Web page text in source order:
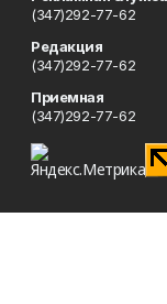
(347)292-77-62
Редакция
(347)292-77-62
Приемная
(347)292-77-62